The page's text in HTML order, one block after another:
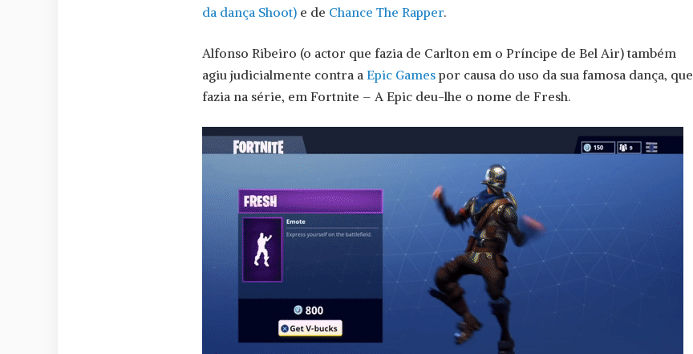
da dança Shoot) e de Chance The Rapper.
Alfonso Ribeiro (o actor que fazia de Carlton em o Príncipe de Bel Air) também
agiu judicialmente contra a Epic Gamespor causa do uso da sua famosa dança, que
fazia na série, em Fortnite – A Epic deu-lhe o nome de Fresh.